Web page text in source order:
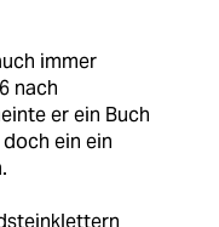
immer
nach
er ein Buch
ein ein